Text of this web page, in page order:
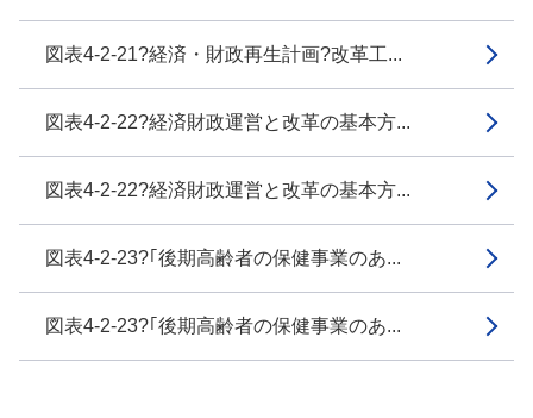
図表4-2-21?経済・財政再生計画?改革工...
図表4-2-22?経済財政運営と改革の基本方...
図表4-2-22?経済財政運営と改革の基本方...
図表4-2-23?｢後期高齢者の保健事業のあ...
図表4-2-23?｢後期高齢者の保健事業のあ...